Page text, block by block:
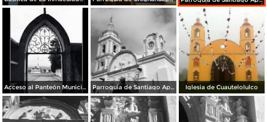
Acceso al Panteón Municipal Parroquia de Santiago Apóstol. Zócalo de la ciudad. Iglesia de Cuautelolulco